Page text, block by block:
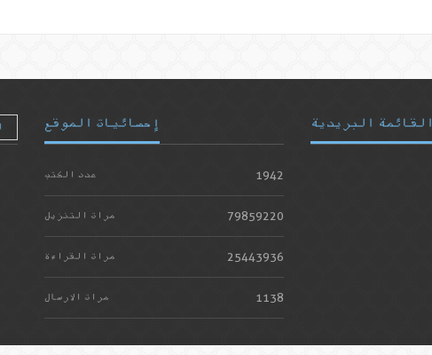
إحصائيات الموقع
عدد الكتب 1942
مرات التنزيل 79859220
مرات القراءة 25443936
مرات الارسال 1138
القائمة البريدية